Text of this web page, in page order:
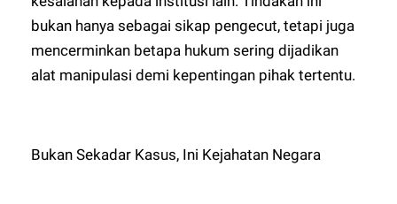
bukan hanya sebagai sikap pengecut, tetapi juga
mencerminkan betapa hukum sering dijadikan
alat manipulasi demi kepentingan pihak tertentu.
Bukan Sekadar Kasus, Ini Kejahatan Negara